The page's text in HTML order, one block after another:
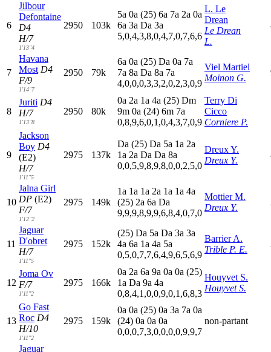
6
Jilbour
Defontaine
D4
H/7
1'13"4
2950 103k
5a 0a (25) 6a 7a 2a 0a
6a 3a Da 3a
5,0,4,3,8,0,4,7,0,7,6,6
L. Le
Drean
Le Drean
L.
7
Havana
Most D4
F/9
1'14"7
2950 79k
6a 0a (25) Da 0a 7a
7a 8a Da 8a 7a
4,0,0,0,3,3,2,0,2,3,0,9
Viel Martiel
Moinon G.
8
Juriti D4
H/7
1'13"8
2950 80k
0a 2a 1a 4a (25) Dm
9m 0a (24) 6m 7a
0,8,9,6,0,1,0,4,3,7,0,9
Terry Di
Cicco
Corniere P.
9
Jackson
Boy D4
(E2)
H/7
1'11"5
2975 137k
Da (25) Da 5a 1a 2a
1a 2a Da Da 8a
0,0,5,9,8,9,8,0,0,2,5,0
Dreux Y.
Dreux Y.
10
Jalna Girl
DP (E2)
F/7
1'12"2
2975 149k
1a 1a 1a 2a 1a 1a 4a
(25) 2a 6a Da
9,9,9,8,9,9,6,8,4,0,7,0
Mottier M.
Dreux Y.
11
Jaguar
D'obret
H/7
1'11"5
2975 152k
(25) Da 5a Da 3a 3a
4a 6a 1a 4a 5a
0,5,0,7,7,6,4,9,6,5,6,9
Barrier A.
Trible P. E.
12
Joma Ov
F/7
1'11"2
2975 166k
0a 2a 6a 9a 0a 0a (25)
1a Da 9a 4a
0,8,4,1,0,0,9,0,1,6,8,3
Houyvet S.
Houyvet S.
13
Go Fast
Roc D4
H/10
1'11"2
2975 159k
0a 0a (25) 0a 3a 7a 0a
(24) 0a 0a 0a
0,0,0,7,3,0,0,0,0,9,9,7
non-partant
Jaguar